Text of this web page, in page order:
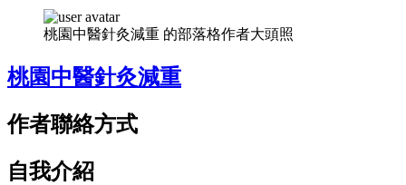
桃園中醫針灸減重 的部落格作者大頭照
桃園中醫針灸減重
作者聯絡方式
自我介紹